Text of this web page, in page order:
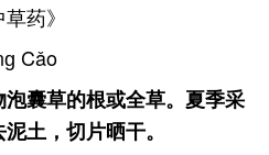
药》
Cǎo
泡囊草的根或全草。夏季采
土，切片晒干。